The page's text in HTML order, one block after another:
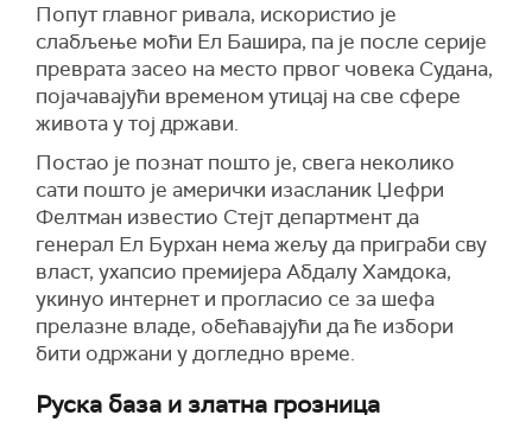
Попут главног ривала, искористио је
слабљење моћи Ел Башира, па је после серије
преврата засео на место првог човека Судана,
појачавајући временом утицај на све сфере
живота у тој држави.
Постао је познат пошто је, свега неколико
сати пошто је амерички изасланик Џефри
Фелтман известио Стејт департмент да
генерал Ел Бурхан нема жељу да приграби сву
власт, ухапсио премијера Абдалу Хамдока,
укинуо интернет и прогласио се за шефа
прелазне владе, обећавајући да ће избори
бити одржани у догледно време.
Руска база и златна грозница